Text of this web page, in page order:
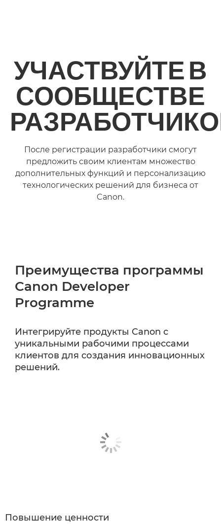
УЧАСТВУЙТЕ В
СООБЩЕСТВЕ
После регистрации разработчики смогут
предложить своим клиентам множество
дополнительных функций и персонализацию
технологических решений для бизнеса от
Canon.
Преимущества программы
Canon Developer
Programme
Интегрируйте продукты Canon с
уникальными рабочими процессами
клиентов для создания инновационных
решений.
Повышение ценности